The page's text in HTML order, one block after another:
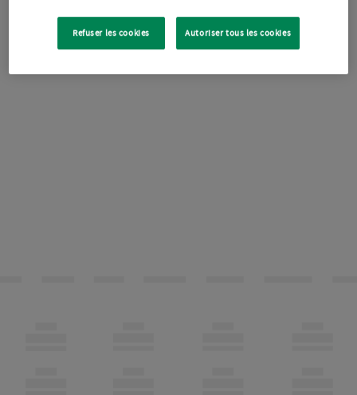
Refuser les cookies Autoriser tous les cookies